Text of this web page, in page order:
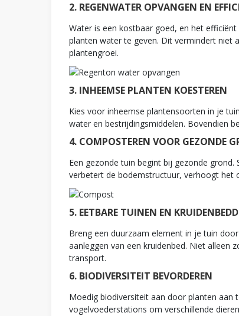
2. REGENWATER OPVANGEN EN
Water is een kostbaar goed, en het
planten water te geven. Dit vermindert niet
plantengroei.
3. INHEEMSE PLANTEN KOESTEREN
Kies voor inheemse plantensoorten in je
water en bestrijdingsmiddelen. Bovendien
4. COMPOSTEREN VOOR GEZONDE
Een gezonde tuin begint bij gezonde
verbetert de bodemstructuur, verhoogt het
5. EETBARE TUINEN EN
Breng een duurzaam element in je tuin
aanleggen van een kruidenbed. Niet alleen
transport.
6. BIODIVERSITEIT BEVORDEREN
Moedig biodiversiteit aan door planten aan
vogelvoederstations om verschillende